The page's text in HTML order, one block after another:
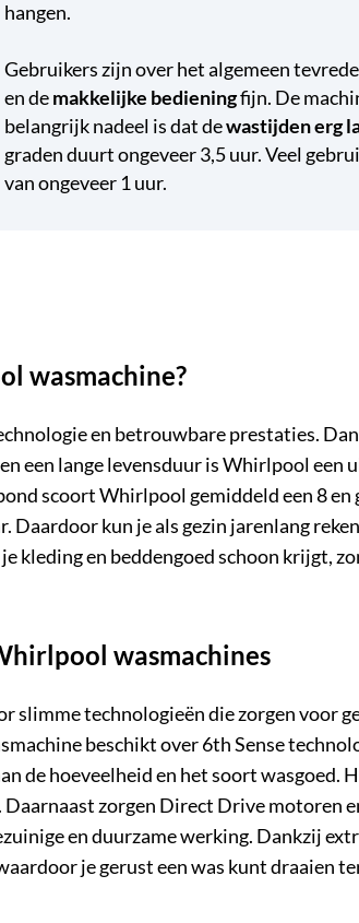
hangen.
Gebruikers zijn over het algemeen
en demakkelijke bedieningfijn. De
belangrijk nadeel is dat dewastijden erg
graden duurt ongeveer 3,5 uur. Veel
van ongeveer 1 uur.
wasmachine?
en betrouwbare prestaties.
een lange levensduur is Whirlpool een
scoort Whirlpool gemiddeld een 8 en
Daardoor kun je als gezin jarenlang
kleding en beddengoed schoon krijgt,
wasmachines
slimme technologieën die zorgen voor
beschikt over 6th Sense
de hoeveelheid en het soort wasgoed.
zorgen Direct Drive motoren
en duurzame werking. Dankzij
je gerust een was kunt draaien